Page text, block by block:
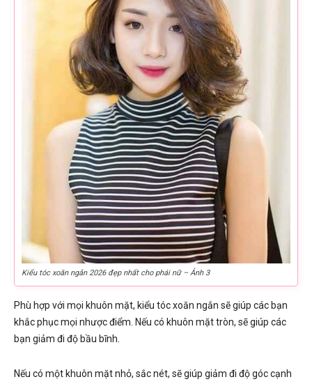
Kiểu tóc xoăn ngắn 2026 đẹp nhất cho phái nữ – Ảnh 3
Phù hợp với mọi khuôn mặt, kiểu tóc xoăn ngắn sẽ giúp các bạn
khắc phục mọi nhược điểm. Nếu có khuôn mặt tròn, sẽ giúp các
bạn giảm đi độ bầu bĩnh.
Nếu có một khuôn mặt nhỏ, sắc nét, sẽ giúp giảm đi độ góc cạnh